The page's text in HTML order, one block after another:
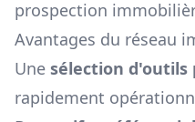
prospection
Avantages du réseau
Une sélection
rapidement